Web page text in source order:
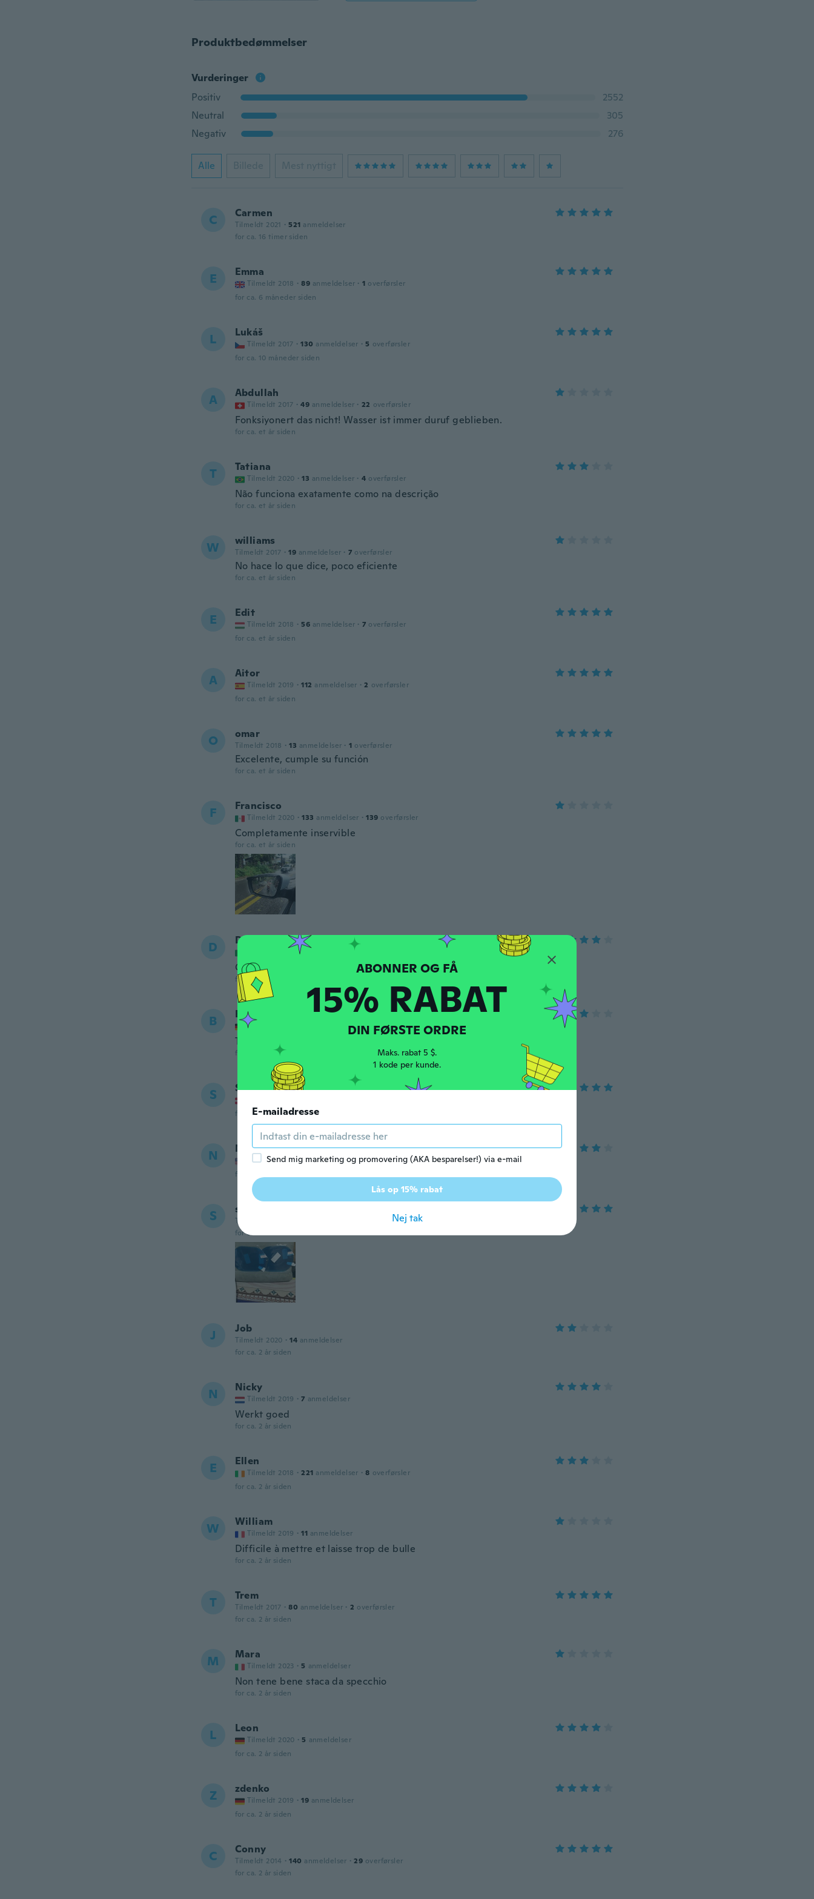
Produktbedømmelser
Vurderinger
Positiv
2552
Neutral
305
Negativ
276
Alle Billede Mest nyttigt
C Carmen
Tilmeldt 2021 · 521 anmeldelser
for ca. 16 timer siden
E Emma
Tilmeldt 2018 · 89 anmeldelser · 1 overførsler
for ca. 6 måneder siden
L Lukáš
Tilmeldt 2017 · 130 anmeldelser · 5 overførsler
for ca. 10 måneder siden
A Abdullah
Tilmeldt 2017 · 49 anmeldelser · 22 overførsler
Fonksiyonert das nicht! Wasser ist immer duruf geblieben.
for ca. et år siden
T Tatiana
Tilmeldt 2020 · 13 anmeldelser · 4 overførsler
Não funciona exatamente como na descrição
for ca. et år siden
W williams
Tilmeldt 2017 · 19 anmeldelser · 7 overførsler
No hace lo que dice, poco eficiente
for ca. et år siden
E Edit
Tilmeldt 2018 · 56 anmeldelser · 7 overførsler
for ca. et år siden
A Aitor
Tilmeldt 2019 · 112 anmeldelser · 2 overførsler
for ca. et år siden
O omar
Tilmeldt 2018 · 13 anmeldelser · 1 overførsler
Excelente, cumple su función
for ca. et år siden
F Francisco
Tilmeldt 2020 · 133 anmeldelser · 139 overførsler
Completamente inservible
for ca. et år siden
D Domenico
· anmeldelser
Conforme all'ordine
for ca. et år siden
B Barbara
Tilmeldt 2016 anmeldelser · 18 overførsler
Too
for ca. et år siden
S Steen Bille Møller
for ca. et år siden
N Nicholas
Tilmeldt 2018 · 24 anmeldelser · 2 overførsler
for ca. et år siden
S soso
Tilmeldt 2024
for ca. 2 år siden
J Job
Tilmeldt 2020 · 14 anmeldelser
for ca. 2 år siden
N Nicky
Tilmeldt 2019 · 7 anmeldelser
Werkt goed
for ca. 2 år siden
E Ellen
Tilmeldt 2018 · 221 anmeldelser · 8 overførsler
for ca. 2 år siden
W William
Tilmeldt 2019 · 11 anmeldelser
Difficile à mettre et laisse trop de bulle
for ca. 2 år siden
T Trem
Tilmeldt 2017 · 80 anmeldelser · 2 overførsler
for ca. 2 år siden
M Mara
Tilmeldt 2023 · 5 anmeldelser
Non tene bene staca da specchio
for ca. 2 år siden
L Leon
Tilmeldt 2020 · 5 anmeldelser
for ca. 2 år siden
Z zdenko
Tilmeldt 2019 · 19 anmeldelser
for ca. 2 år siden
C Conny
Tilmeldt 2014 · 140 anmeldelser · 29 overførsler
for ca. 2 år siden
15% RABAT
DIN FØRSTE ORDRE
Maks. rabat 5 $.
1 kode per kunde.
E-mailadresse
Send mig marketing og promovering (AKA besparelser!) via e-mail
Lås op 15% rabat
Nej tak